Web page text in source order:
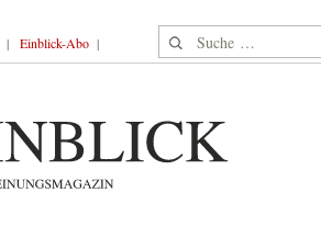
Einblick-Abo Suche nach: